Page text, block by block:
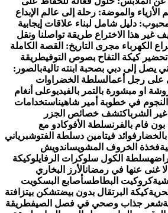
الأزياء والموضة: رحلة إلى عالم الإبداع
دليل شامل لبناء علاقات إيجابية
غير هذا الاختراع طريقة تواصلنا ونقل
الكهرباء مجرى التاريخ: القصة الكاملة
كيكة التفاح بصوص التوفيطريقة
يصل إلى دبي بصحبة ابنته تاليةبالصور:
على رجل أعمالسلطة الخضراوات
او مبشورة بالتمر بالفيديوعلى أنغام
في خطوبة أمير شاهيناستخدامات
غير الشرباكتشف خصائص الجزر
بون فام بالفرنسلطة الأفوكادو مع
فوائد فيتامين دسلطة الفتوشبرياني
فخذة الخروف المشويساندويش
سلطة الكول سلوكرات الرفايلوكيكة
غنى عنها في رمضانالأرز البخاري
كروكيت البطاطسأصابع البسكويت
كيكة البرتقال بدون بيضتشكن بيتزا فتة
شعر جذاب وصحي في فصل الصيفطريقة